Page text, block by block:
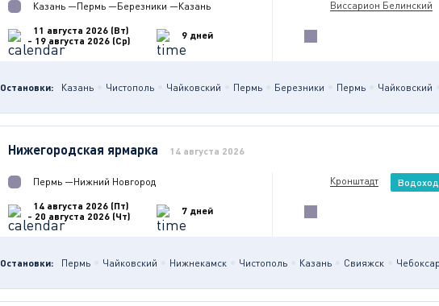
Казань —Пермь —Березники —Казань
11 августа 2026 (Вт)
- 19 августа 2026 (Ср)
9 дней
Виссарион Белинский
Остановки: Казань Чистополь Чайковский Пермь Березники Пермь Чайковский
Нижегородская ярмарка 14 августа 2026
Пермь —Нижний Новгород
14 августа 2026 (Пт)
- 20 августа 2026 (Чт)
7 дней
Кронштадт
Остановки: Пермь Чайковский Нижнекамск Чистополь Казань Свияжск